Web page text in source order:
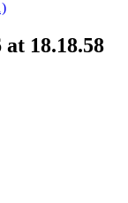
18.18.58